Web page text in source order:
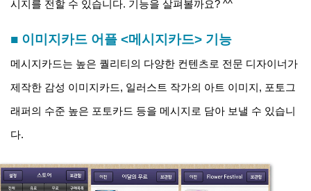
시지를 전할 수 있습니다. 기능을 살펴볼까요? ^^
■ 이미지카드 어플 <메시지카드> 기능
메시지카드는 높은 퀄리티의 다양한 컨텐츠로 전문 디자이너가
제작한 감성 이미지카드, 일러스트 작가의 아트 이미지, 포토그
래퍼의 수준 높은 포토카드 등을 메시지로 담아 보낼 수 있습니
다.